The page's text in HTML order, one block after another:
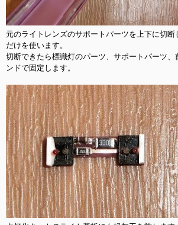
元のライトレンズのサポートパーツを上下に切
だけを使います。
切断できたら標識灯のパーツ、サポートパーツ
ンドで固定します。